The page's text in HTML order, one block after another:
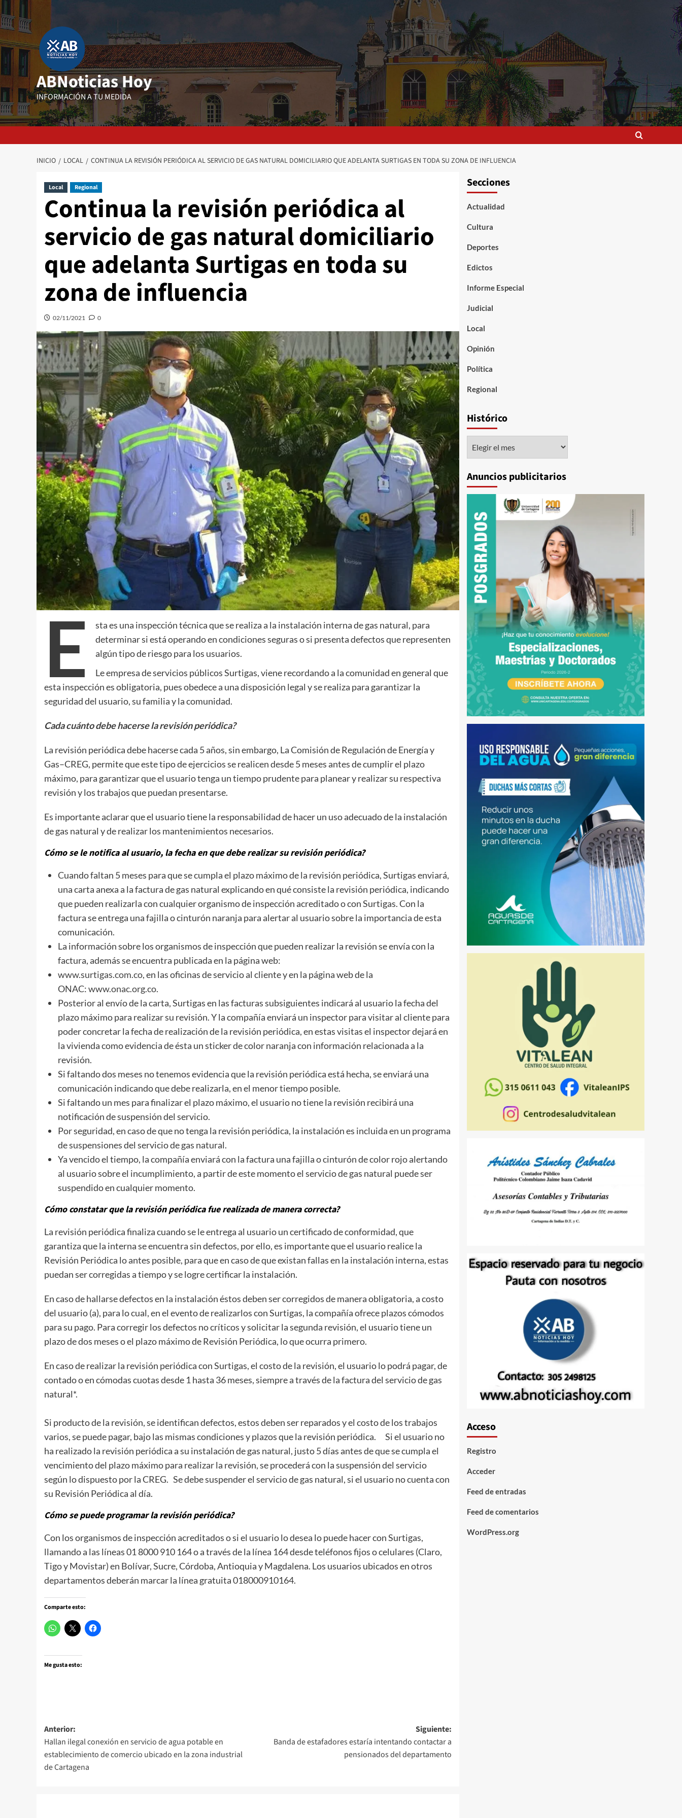
al
contenido
ABNoticias Hoy
INFORMACIÓN A TU MEDIDA
INICIO LOCAL CONTINUA LA REVISIÓN PERIÓDICA AL SERVICIO DE GAS NATURAL DOMICILIARIO QUE ADELANTA SURTIGAS EN TODA SU ZONA DE INFLUENCIA
Local Regional
Continua la revisión periódica al
servicio de gas natural domiciliario
que adelanta Surtigas en toda su
zona de influencia
02/11/2021 0
E
sta es una inspección técnica que se realiza a la instalación interna de gas natural, para
determinar si está operando en condiciones seguras o si presenta defectos que representen
algún tipo de riesgo para los usuarios.
Le empresa de servicios públicos Surtigas, viene recordando a la comunidad en general que
esta inspección es obligatoria, pues obedece a una disposición legal y se realiza para garantizar la
seguridad del usuario, su familia y la comunidad.
Cada cuánto debe hacerse la revisión periódica?
La revisión periódica debe hacerse cada 5 años, sin embargo, La Comisión de Regulación de Energía y
Gas–CREG, permite que este tipo de ejercicios se realicen desde 5 meses antes de cumplir el plazo
máximo, para garantizar que el usuario tenga un tiempo prudente para planear y realizar su respectiva
revisión y los trabajos que puedan presentarse.
Es importante aclarar que el usuario tiene la responsabilidad de hacer un uso adecuado de la instalación
de gas natural y de realizar los mantenimientos necesarios.
Cómo se le notifica al usuario, la fecha en que debe realizar su revisión periódica?
Cuando faltan 5 meses para que se cumpla el plazo máximo de la revisión periódica, Surtigas enviará,
una carta anexa a la factura de gas natural explicando en qué consiste la revisión periódica, indicando
que pueden realizarla con cualquier organismo de inspección acreditado o con Surtigas. Con la
factura se entrega una fajilla o cinturón naranja para alertar al usuario sobre la importancia de esta
comunicación.
La información sobre los organismos de inspección que pueden realizar la revisión se envía con la
factura, además se encuentra publicada en la página web:
www.surtigas.com.co, en las oficinas de servicio al cliente y en la página web de la
ONAC:www.onac.org.co.
Posterior al envío de la carta, Surtigas en las facturas subsiguientes indicará al usuario la fecha del
plazo máximo para realizar su revisión. Y la compañía enviará un inspector para visitar al cliente para
poder concretar la fecha de realización de la revisión periódica, en estas visitas el inspector dejará en
la vivienda como evidencia de ésta un sticker de color naranja con información relacionada a la
revisión.
Si faltando dos meses no tenemos evidencia que la revisión periódica está hecha, se enviará una
comunicación indicando que debe realizarla, en el menor tiempo posible.
Si faltando un mes para finalizar el plazo máximo, el usuario no tiene la revisión recibirá una
notificación de suspensión del servicio.
Por seguridad, en caso de que no tenga la revisión periódica, la instalación es incluida en un programa
de suspensiones del servicio de gas natural.
Ya vencido el tiempo, la compañía enviará con la factura una fajilla o cinturón de color rojo alertando
al usuario sobre el incumplimiento, a partir de este momento el servicio de gas natural puede ser
suspendido en cualquier momento.
Cómo constatar que la revisión periódica fue realizada de manera correcta?
La revisión periódica finaliza cuando se le entrega al usuario un certificado de conformidad, que
garantiza que la interna se encuentra sin defectos, por ello, es importante que el usuario realice la
Revisión Periódica lo antes posible, para que en caso de que existan fallas en la instalación interna, estas
puedan ser corregidas a tiempo y se logre certificar la instalación.
En caso de hallarse defectos en la instalación éstos deben ser corregidos de manera obligatoria, a costo
del usuario (a), para lo cual, en el evento de realizarlos con Surtigas, la compañía ofrece plazos cómodos
para su pago. Para corregir los defectos no críticos y solicitar la segunda revisión, el usuario tiene un
plazo de dos meses o el plazo máximo de Revisión Periódica, lo que ocurra primero.
En caso de realizar la revisión periódica con Surtigas, el costo de la revisión, el usuario lo podrá pagar, de
contado o en cómodas cuotas desde 1 hasta 36 meses, siempre a través de la factura del servicio de gas
natural*.
Si producto de la revisión, se identifican defectos, estos deben ser reparados y el costo de los trabajos
varios, se puede pagar, bajo las mismas condiciones y plazos que la revisión periódica. Si el usuario no
ha realizado la revisión periódica a su instalación de gas natural, justo 5 días antes de que se cumpla el
vencimiento del plazo máximo para realizar la revisión, se procederá con la suspensión del servicio
según lo dispuesto por la CREG. Se debe suspender el servicio de gas natural, si el usuario no cuenta con
su Revisión Periódica al día.
Cómo se puede programar la revisión periódica?
Con los organismos de inspección acreditados o si el usuario lo desea lo puede hacer con Surtigas,
llamando a las líneas 01 8000 910 164 o a través de la línea 164 desde teléfonos fijos o celulares (Claro,
Tigo y Movistar) en Bolívar, Sucre, Córdoba, Antioquia y Magdalena. Los usuarios ubicados en otros
departamentos deberán marcar la línea gratuita 018000910164.
Comparte esto:
Me gusta esto:
Navegación
de
entradas
Anterior:
Hallan ilegal conexión en servicio de agua potable en
establecimiento de comercio ubicado en la zona industrial
de Cartagena
Siguiente:
Banda de estafadores estaría intentando contactar a
pensionados del departamento
Secciones
Actualidad
Cultura
Deportes
Edictos
Informe Especial
Judicial
Local
Opinión
Política
Regional
Histórico
Anuncios publicitarios
Acceso
Registro
Acceder
Feed de entradas
Feed de comentarios
WordPress.org